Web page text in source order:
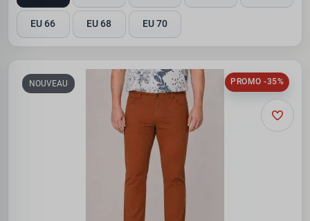
EU 66 EU 68 EU 70
PROMO -35%
NOUVEAU